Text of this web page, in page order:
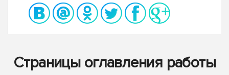
Страницы оглавления работы